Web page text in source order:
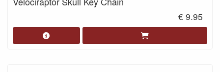
€ 9.95